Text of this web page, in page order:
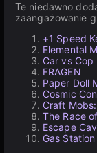
Te niedawno
zaangażowanie
+1 Speed
Elemental
Car vs Cop
FRAGEN
Paper Doll
Cosmic
Craft
The Race
Escape
Gas Station